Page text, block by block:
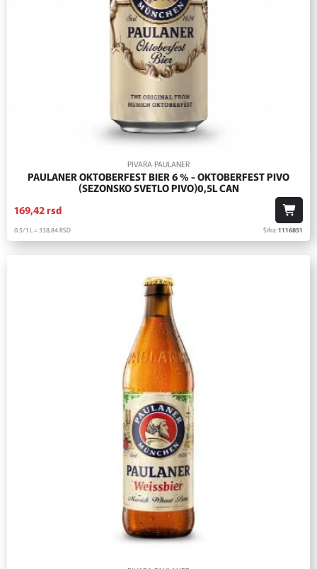
PIVARA PAULANER
PAULANER OKTOBERFEST BIER 6 % - OKTOBERFEST PIVO
(SEZONSKO SVETLO PIVO)0,5L CAN
169,42rsd
0.5/1 L = 338,84RSD Šifra:1116851